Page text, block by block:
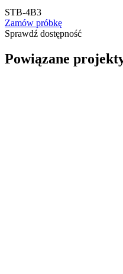
STB-4B3
Zamów próbkę
Sprawdź dostępność
Powiązane